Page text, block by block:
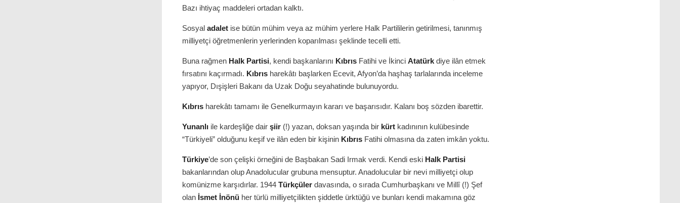
Bazı ihtiyaç maddeleri ortadan kalktı.
Sosyal adalet ise bütün mühim veya az mühim yerlere Halk Partililerin getirilmesi, tanınmış
milliyetçi öğretmenlerin yerlerinden koparılması şeklinde tecelli etti.
Buna rağmen Halk Partisi, kendi başkanlarını Kıbrıs Fatihi ve İkinci Atatürk diye ilân etmek
fırsatını kaçırmadı. Kıbrıs harekâtı başlarken Ecevit, Afyon’da haşhaş tarlalarında inceleme
yapıyor, Dışişleri Bakanı da Uzak Doğu seyahatinde bulunuyordu.
Kıbrıs harekâtı tamamı ile Genelkurmayın kararı ve başarısıdır. Kalanı boş sözden ibarettir.
Yunanlı ile kardeşliğe dair şiir (!) yazan, doksan yaşında bir kürt kadınının kulübesinde
“Türkiyeli” olduğunu keşif ve ilân eden bir kişinin Kıbrıs Fatihi olmasına da zaten imkân yoktu.
Türkiye’de son çelişki örneğini de Başbakan Sadi Irmak verdi. Kendi eski Halk Partisi
bakanlarından olup Anadolucular grubuna mensuptur. Anadolucular bir nevi milliyetçi olup
komünizme karşıdırlar. 1944 Türkçüler davasında, o sırada Cumhurbaşkanı ve Millî (!) Şef
olan İsmet İnönü her türlü milliyetçilikten şiddetle ürktüğü ve bunları kendi makamına göz